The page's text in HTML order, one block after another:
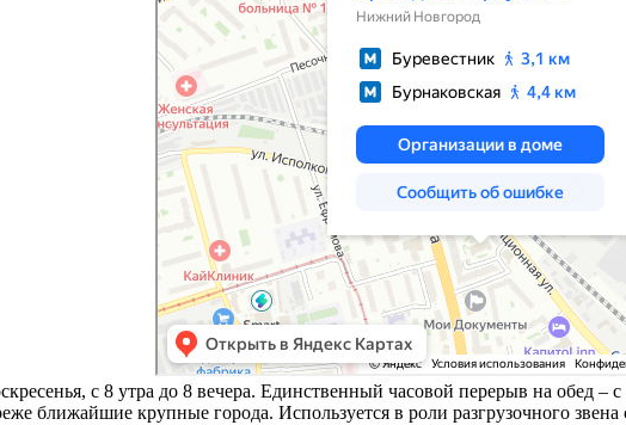
с 8 утра до 8 вечера. Единственный часовой перерыв на обед
ближайшие крупные города. Используется в роли разгрузочного